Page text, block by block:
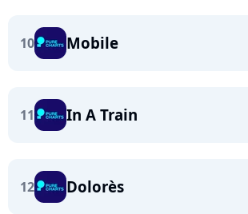
10 Mobile
11 In A Train
12 Dolorès